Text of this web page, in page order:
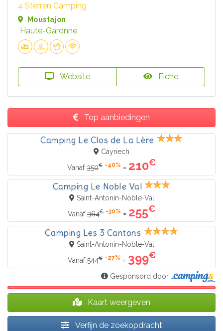
4 Sterren Camping
Moustajon
Haute-Garonne
Website Fiche
Top aanbiedingen
Camping Le Clos de La Lère
Cayriech
Vanaf350€ -40% = 210€
Camping Le Noble Val
Saint-Antonin-Noble-Val
Vanaf364€ -30% = 255€
Camping Les 3 Cantons
Saint-Antonin-Noble-Val
Vanaf544€ -27% = 399€
Gesponsord door
Kaart weergeven
Verfijn de zoekopdracht